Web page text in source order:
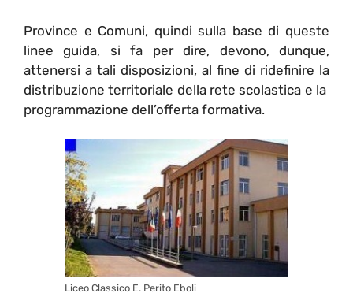
Province e Comuni, quindi sulla base di queste
linee guida, si fa per dire, devono, dunque,
attenersi a tali disposizioni, al fine di ridefinire la
distribuzione territoriale della rete scolastica e la
programmazione dell’offerta formativa.
Liceo Classico E. Perito Eboli